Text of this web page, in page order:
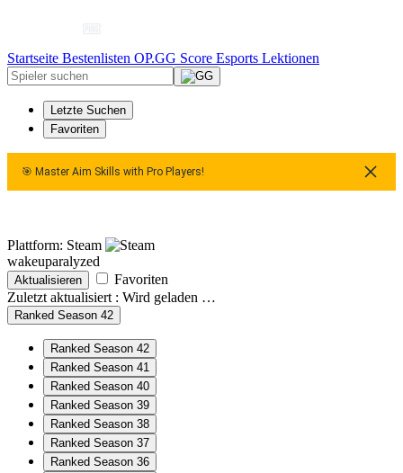
Startseite Bestenlisten OP.GG Score Esports Lektionen
Letzte Suchen
Favoriten
🎯 Master Aim Skills with Pro Players!
Plattform: Steam
wakeuparalyzed
Aktualisieren
Favoriten
Zuletzt aktualisiert : Wird geladen …
Ranked Season 42
Ranked Season 42
Ranked Season 41
Ranked Season 40
Ranked Season 39
Ranked Season 38
Ranked Season 37
Ranked Season 36